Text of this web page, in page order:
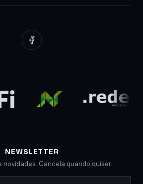
NEWSLETTER
novidades. Cancela quando quiser.